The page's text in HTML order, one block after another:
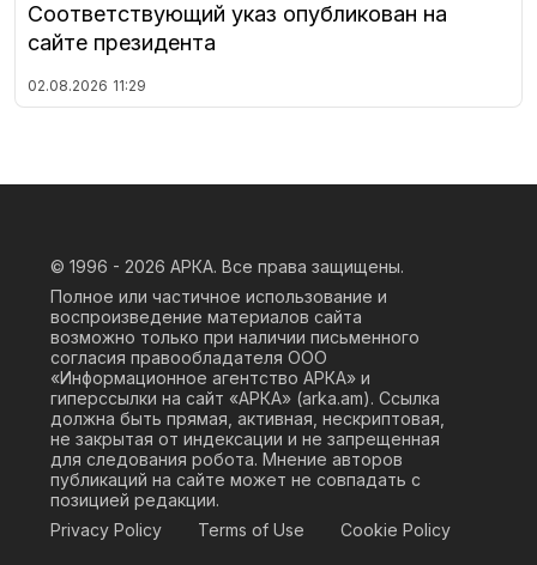
Соответствующий указ опубликован на
сайте президента
02.08.2026 11:29
© 1996 - 2026 АРКА. Все права защищены.
Полное или частичное использование и
воспроизведение материалов сайта
возможно только при наличии письменного
согласия правообладателя ООО
«Информационное агентство АРКА» и
гиперссылки на сайт «АРКА» (arka.am). Ссылка
должна быть прямая, активная, нескриптовая,
не закрытая от индексации и не запрещенная
для следования робота. Мнение авторов
публикаций на сайте может не совпадать с
позицией редакции.
Privacy Policy
Terms of Use Cookie Policy